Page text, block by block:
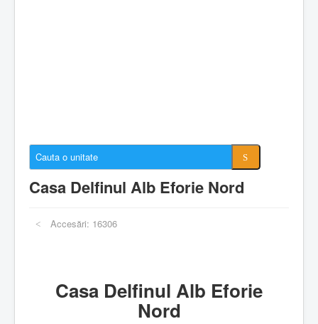
Galerie foto
Casa Delfinul Alb Eforie Nord
Accesări: 16306
Casa Delfinul Alb Eforie
Nord